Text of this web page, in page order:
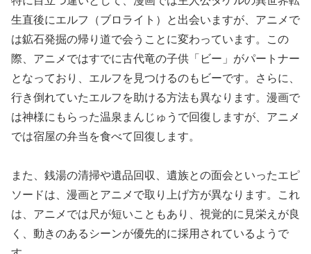
生直後にエルフ（ブロライト）と出会いますが、アニメで
は鉱石発掘の帰り道で会うことに変わっています。この
際、アニメではすでに古代竜の子供「ビー」がパートナー
となっており、エルフを見つけるのもビーです。さらに、
行き倒れていたエルフを助ける方法も異なります。漫画で
は神様にもらった温泉まんじゅうで回復しますが、アニメ
では宿屋の弁当を食べて回復します。
また、銭湯の清掃や遺品回収、遺族との面会といったエピ
ソードは、漫画とアニメで取り上げ方が異なります。これ
は、アニメでは尺が短いこともあり、視覚的に見栄えが良
く、動きのあるシーンが優先的に採用されているようで